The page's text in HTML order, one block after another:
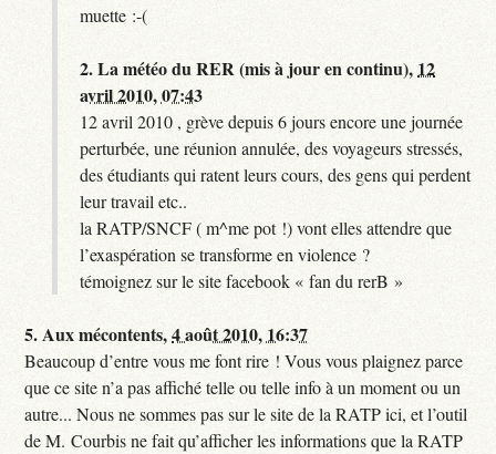
muette :-(
2.La météo du RER (mis à jour en continu), 12
avril 2010, 07:43
12 avril 2010 , grève depuis 6 jours encore une journée
perturbée, une réunion annulée, des voyageurs stressés,
des étudiants qui ratent leurs cours, des gens qui perdent
leur travail etc..
la RATP/SNCF ( m^me pot !) vont elles attendre que
l’exaspération se transforme en violence ?
témoignez sur le site facebook « fan du rerB »
5.Aux mécontents,4 août 2010, 16:37
Beaucoup d’entre vous me font rire ! Vous vous plaignez parce
que ce site n’a pas affiché telle ou telle info à un moment ou un
autre... Nous ne sommes pas sur le site de la RATP ici, et l’outil
de M. Courbis ne fait qu’afficher les informations que la RATP